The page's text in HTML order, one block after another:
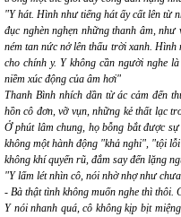
"Y hát. Hình như tiếng hát ấy cất lên từ
đục nghèn nghẹn những thanh âm,
ném tan nức nở lên thấu trời xanh.
cho chính y. Y không cần người nghe
niềm xúc động của âm hơi"
Thanh Bình nhích dần từ ác cảm đến
hồn cô đơn, vỡ vụn, những kẻ thất lạc
Ở phút lâm chung, họ bỗng bắt được sự
không một hành động "khả nghi", "tội
không khí quyến rũ, đắm say đến lặng
"Y lấm lét nhìn cô, nói nhờ nhợ như
- Bà thật tình không muốn nghe thì thôi.
Y nói nhanh quá, cô không kịp bịt